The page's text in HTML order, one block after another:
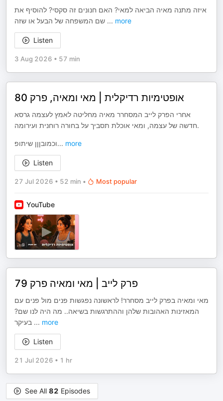
איזה מתנה מאיה הביאה למאי? האם חנונים זה סקסי? להוסיף את
... more
Listen
3 Aug 2026 • 57 min
אופטימיות רדיקלית | מאי ומאיה, פרק 80
אחרי הפרק לייב המסחרר מאיה מחליטה לאמץ לעצמה גרסא
חדשה של עצמה, ומאי אוכלת תסביך על בחורה רוחנית ועירומה.
וכמובןןן שיתופ... more
Listen
27 Jul 2026 • 52 min • Most popular
YouTube
פרק לייב | מאי ומאיה פרק 79
מאי ומאיה בפרק לייב מסחרר! לראשונה נפגשות פנים מול פנים עם
המאזינות האהובות שלהן וההתרגשות בשיאה.. מה היה לנו שם?
... more
Listen
21 Jul 2026 • 1 hr
See All 82 Episodes